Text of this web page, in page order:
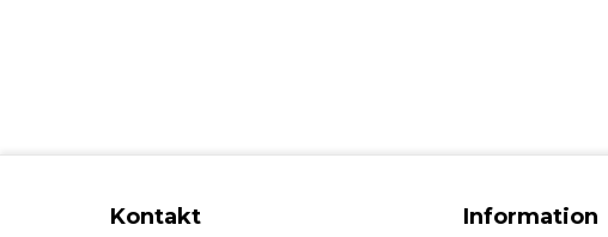
Kontakt Information